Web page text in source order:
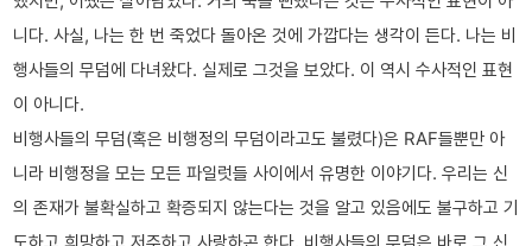
니다. 사실, 나는 한 번 죽었다 돌아온 것에 가깝다는 생각이 든다. 나는 비
행사들의 무덤에 다녀왔다. 실제로 그것을 보았다. 이 역시 수사적인 표현
이 아니다.
비행사들의 무덤(혹은 비행정의 무덤이라고도 불렸다)은 RAF들뿐만 아
니라 비행정을 모는 모든 파일럿들 사이에서 유명한 이야기다. 우리는 신
의 존재가 불확실하고 확증되지 않는다는 것을 알고 있음에도 불구하고 기